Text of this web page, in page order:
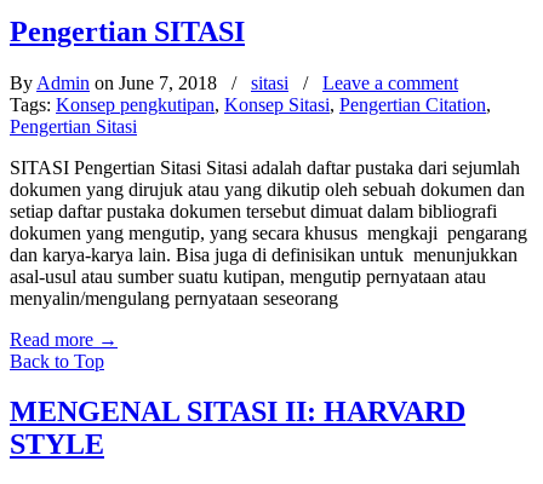
Pengertian SITASI
By Admin on June 7, 2018 / sitasi / Leave a comment
Tags: Konsep pengkutipan, Konsep Sitasi, Pengertian Citation,
Pengertian Sitasi
SITASI Pengertian Sitasi Sitasi adalah daftar pustaka dari sejumlah
dokumen yang dirujuk atau yang dikutip oleh sebuah dokumen dan
setiap daftar pustaka dokumen tersebut dimuat dalam bibliografi
dokumen yang mengutip, yang secara khusus mengkaji pengarang
dan karya-karya lain. Bisa juga di definisikan untuk menunjukkan
asal-usul atau sumber suatu kutipan, mengutip pernyataan atau
menyalin/mengulang pernyataan seseorang
Read more →
Back to Top
MENGENAL SITASI II: HARVARD
STYLE